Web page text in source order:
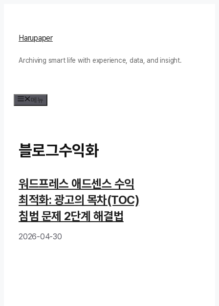
Harupaper
Archiving smart life with experience, data, and insight.
메뉴
블로그수익화
워드프레스 애드센스 수익
최적화: 광고의 목차(TOC)
침범 문제 2단계 해결법
2026-04-30